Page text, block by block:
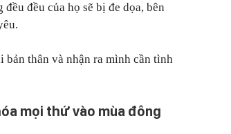
đều của họ sẽ bị đe dọa, bên
bản thân và nhận ra mình cần tình
mọi thứ vào mùa đông